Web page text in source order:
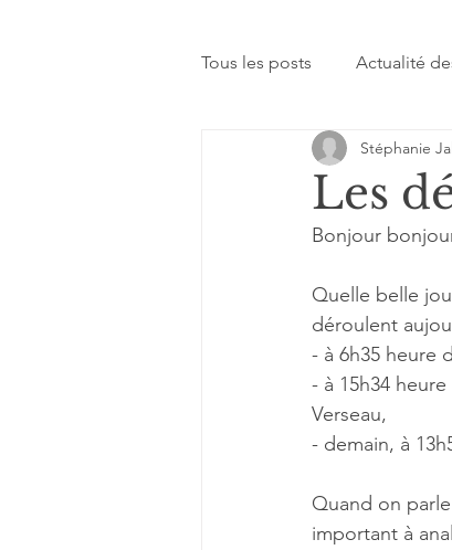
Tous les posts Actualité
Enseignements
Réflexion sur la pratique
Rencontrons-nous
Les
Stéphanie
Bonjour
Quelle belle
déroulent
- à 6h35 heure
- à 15h34
Verseau,
- demain, à
Quand on
important à